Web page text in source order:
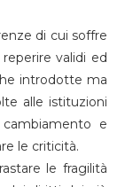
di cui soffre
validi ed
introdotte ma
alle istituzioni
e
le criticità.
le fragilità